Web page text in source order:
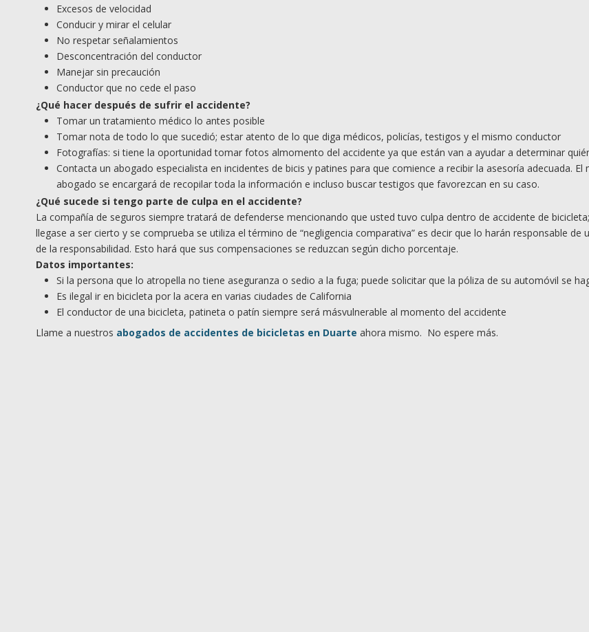
Excesos de velocidad
Conducir y mirar el celular
No respetar señalamientos
Desconcentración del conductor
Manejar sin precaución
Conductor que no cede el paso
¿Qué hacer después de sufrir el accidente?
Tomar un tratamiento médico lo antes posible
Tomar nota de todo lo que sucedió; estar atento de lo que diga médicos, policías, testigos y el mismo conductor
Fotografías: si tiene la oportunidad tomar fotos almomento del accidente ya que están van a ayudar a determinar
Contacta un abogado especialista en incidentes de bicis y patines para que comience a recibir la asesoría adecuada. El
abogado se encargará de recopilar toda la información e incluso buscar testigos que favorezcan en su caso.
¿Qué sucede si tengo parte de culpa en el accidente?
La compañía de seguros siempre tratará de defenderse mencionando que usted tuvo culpa dentro de accidente de
llegase a ser cierto y se comprueba se utiliza el término de “negligencia comparativa” es decir que lo harán responsable de
de la responsabilidad. Esto hará que sus compensaciones se reduzcan según dicho porcentaje.
Datos importantes:
Si la persona que lo atropella no tiene aseguranza o sedio a la fuga; puede solicitar que la póliza de su automóvil se
Es ilegal ir en bicicleta por la acera en varias ciudades de California
El conductor de una bicicleta, patineta o patín siempre será másvulnerable al momento del accidente
Llame a nuestros abogados de accidentes de bicicletas en Duarte ahora mismo. No espere más.